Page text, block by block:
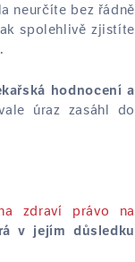
neurčíte bez řádně
spolehlivě zjistíte
hodnocení a
úraz zasáhl do
zdraví právo na
v jejím důsledku